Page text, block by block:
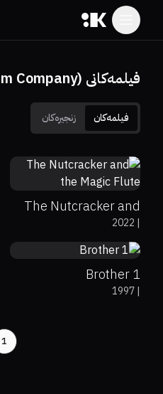
فیلمەکانی (CTB Film Company)
فیلمەکان زنجیرەکان
5.3
32%
39%
The Nutcracker and
the Magic Flute|
2022
8
100%
0%
Brother 1
|
1997
1